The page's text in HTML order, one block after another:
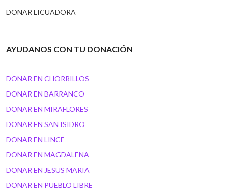
DONAR LICUADORA
AYUDANOS CON TU DONACIÓN
DONAR EN CHORRILLOS
DONAR EN BARRANCO
DONAR EN MIRAFLORES
DONAR EN SAN ISIDRO
DONAR EN LINCE
DONAR EN MAGDALENA
DONAR EN JESUS MARIA
DONAR EN PUEBLO LIBRE